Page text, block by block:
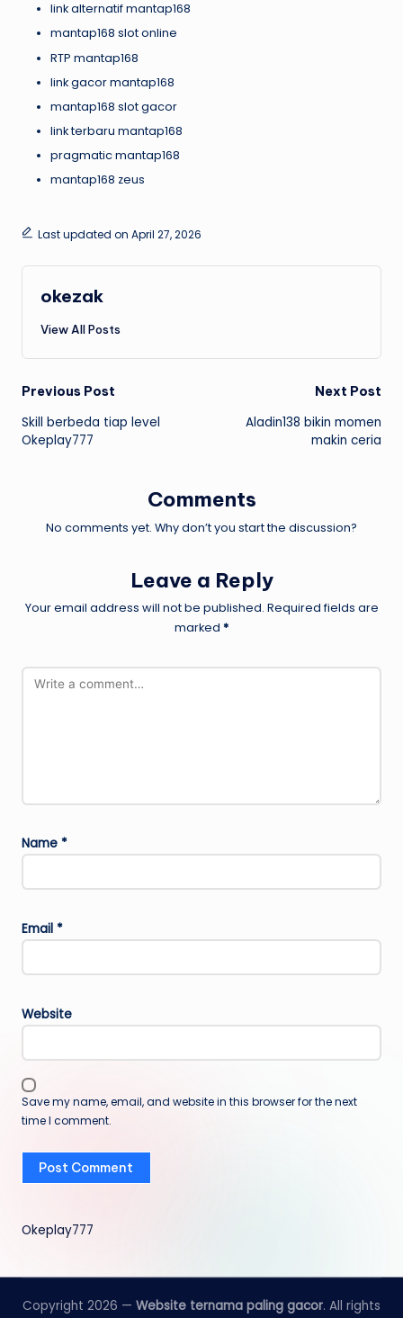
link alternatif mantap168
mantap168 slot online
RTP mantap168
link gacor mantap168
mantap168 slot gacor
link terbaru mantap168
pragmatic mantap168
mantap168 zeus
Last updated on April 27, 2026
okezak
View All Posts
Post
navigation
Previous Post
Skill berbeda tiap level
Okeplay777
Next Post
Aladin138 bikin momen
makin ceria
Comments
No comments yet. Why don’t you start the discussion?
Leave a Reply
Your email address will not be published. Required fields are
marked *
Name *
Email *
Website
Save my name, email, and website in this browser for the next
time I comment.
Okeplay777
Copyright 2026 — Website ternama paling gacor. All rights